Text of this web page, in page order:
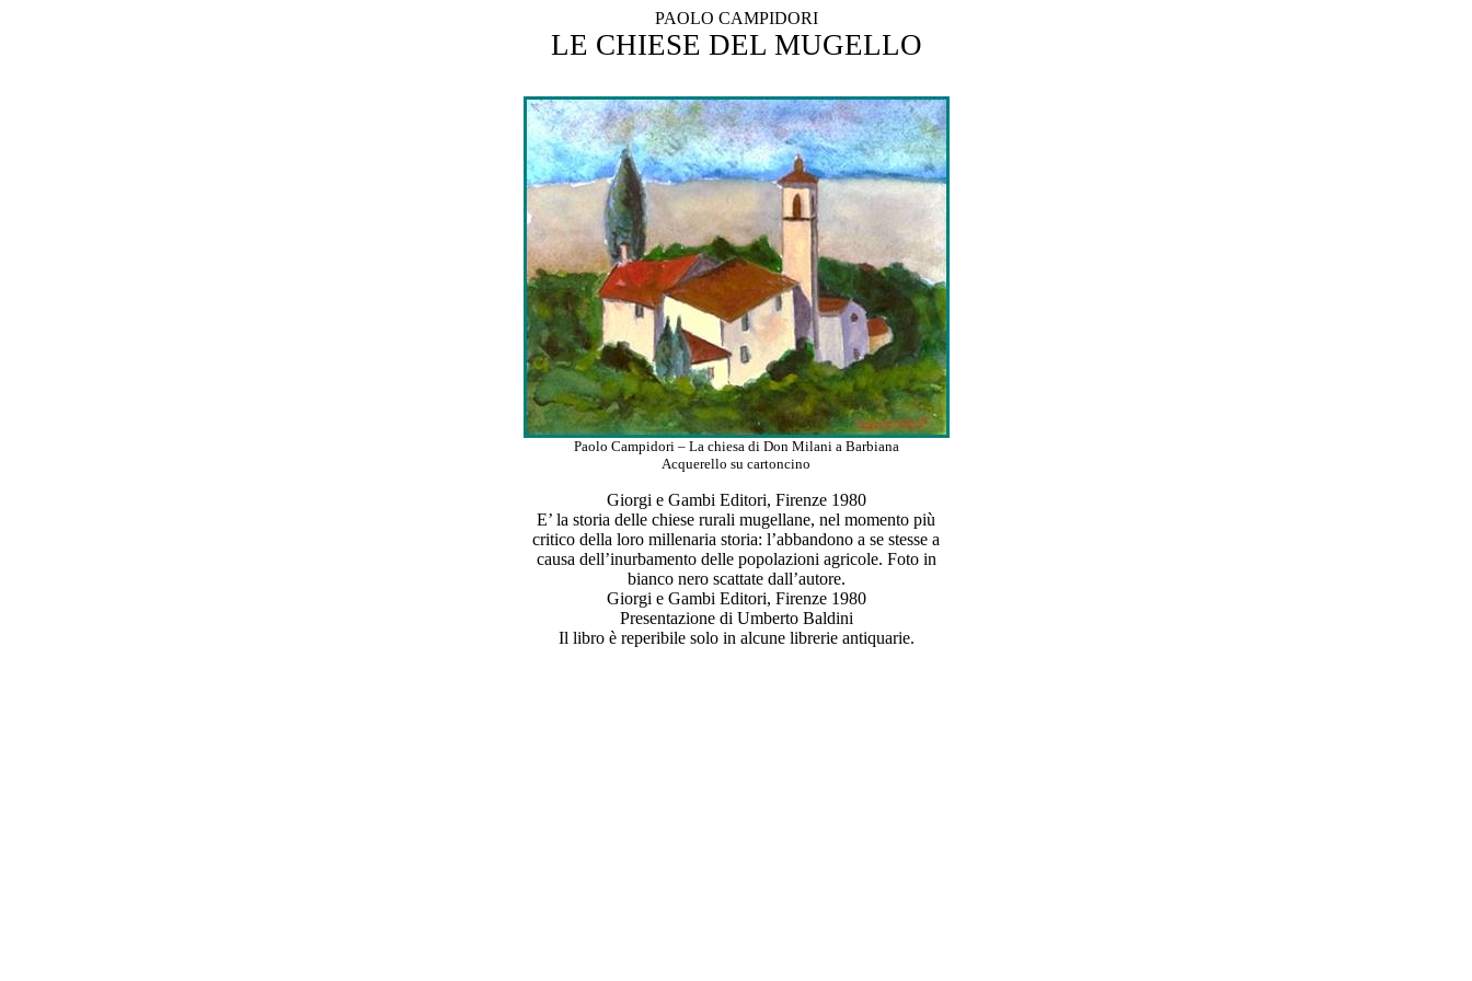
PAOLO CAMPIDORI
LE CHIESE DEL MUGELLO
Paolo Campidori – La chiesa di Don Milani a Barbiana
Acquerello su cartoncino
Giorgi e Gambi Editori, Firenze 1980
E’ la storia delle chiese rurali mugellane, nel momento più
critico della loro millenaria storia: l’abbandono a se stesse a
causa dell’inurbamento delle popolazioni agricole. Foto in
bianco nero scattate dall’autore.
Giorgi e Gambi Editori, Firenze 1980
Presentazione di Umberto Baldini
Il libro è reperibile solo in alcune librerie antiquarie.